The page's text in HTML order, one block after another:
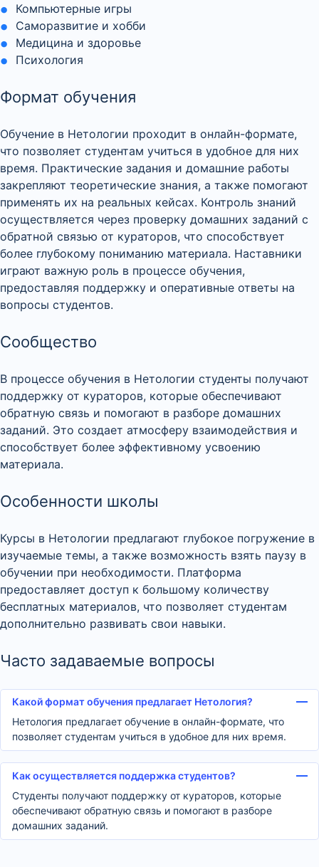
Компьютерные игры
Саморазвитие и хобби
Медицина и здоровье
Психология
Формат обучения
Обучение в Нетологии проходит в онлайн-формате,
что позволяет студентам учиться в удобное для них
время. Практические задания и домашние работы
закрепляют теоретические знания, а также помогают
применять их на реальных кейсах. Контроль знаний
осуществляется через проверку домашних заданий с
обратной связью от кураторов, что способствует
более глубокому пониманию материала. Наставники
играют важную роль в процессе обучения,
предоставляя поддержку и оперативные ответы на
вопросы студентов.
Сообщество
В процессе обучения в Нетологии студенты получают
поддержку от кураторов, которые обеспечивают
обратную связь и помогают в разборе домашних
заданий. Это создает атмосферу взаимодействия и
способствует более эффективному усвоению
материала.
Особенности школы
Курсы в Нетологии предлагают глубокое погружение в
изучаемые темы, а также возможность взять паузу в
обучении при необходимости. Платформа
предоставляет доступ к большому количеству
бесплатных материалов, что позволяет студентам
дополнительно развивать свои навыки.
Часто задаваемые вопросы
Какой формат обучения предлагает Нетология?
Нетология предлагает обучение в онлайн-формате, что
позволяет студентам учиться в удобное для них время.
Как осуществляется поддержка студентов?
Студенты получают поддержку от кураторов, которые
обеспечивают обратную связь и помогают в разборе
домашних заданий.